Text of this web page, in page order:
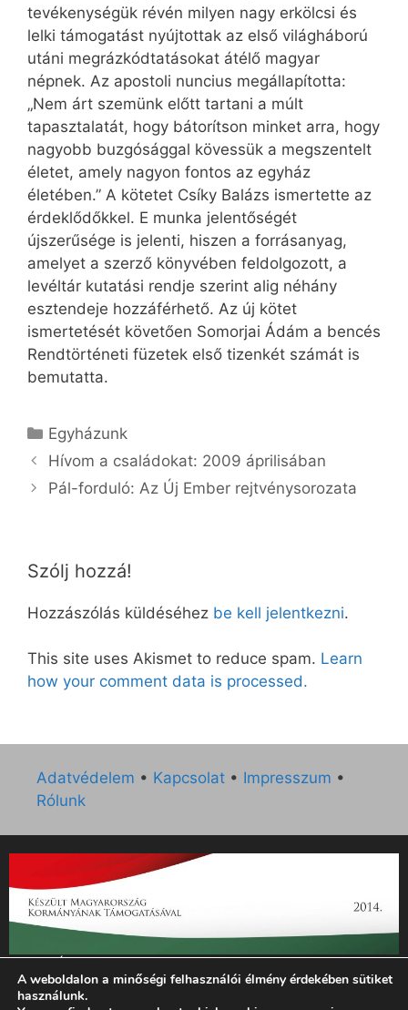
tevékenységük révén milyen nagy erkölcsi és
lelki támogatást nyújtottak az első világháború
utáni megrázkódtatásokat átélő magyar
népnek. Az apostoli nuncius megállapította:
„Nem árt szemünk előtt tartani a múlt
tapasztalatát, hogy bátorítson minket arra, hogy
nagyobb buzgósággal kövessük a megszentelt
életet, amely nagyon fontos az egyház
életében.” A kötetet Csíky Balázs ismertette az
érdeklődőkkel. E munka jelentőségét
újszerűsége is jelenti, hiszen a forrásanyag,
amelyet a szerző könyvében feldolgozott, a
levéltár kutatási rendje szerint alig néhány
esztendeje hozzáférhető. Az új kötet
ismertetését követően Somorjai Ádám a bencés
Rendtörténeti füzetek első tizenkét számát is
bemutatta.
Kategória
Egyházunk
Hívom a családokat: 2009 áprilisában
Pál-forduló: Az Új Ember rejtvénysorozata
Szólj hozzá!
Hozzászólás küldéséhez be kell jelentkezni.
This site uses Akismet to reduce spam. Learn
how your comment data is processed.
Adatvédelem • Kapcsolat • Impresszum •
Rólunk
„Az Új Ember katolikus hetilap 2014. évi működésének
támogatását az EGYH-KCP-14-P-0121 sz. támogatási
szerződés keretében 3 000 000 Ft összegben támogatta az
A weboldalon a minőségi felhasználói élmény érdekében sütiket
használunk.